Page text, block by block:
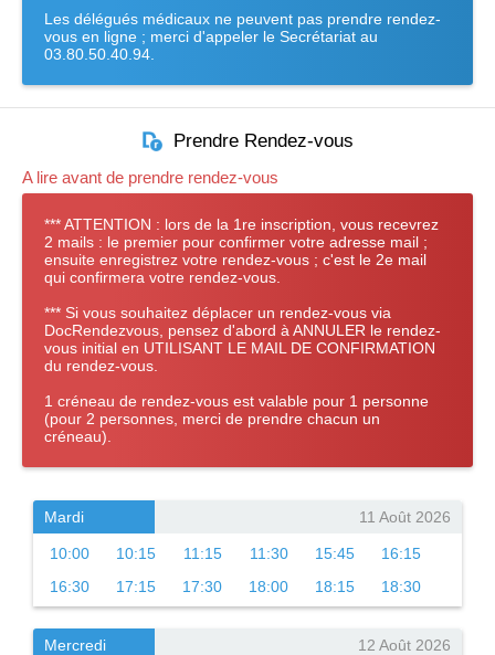
Les délégués médicaux ne peuvent pas prendre rendez-
vous en ligne ; merci d'appeler le Secrétariat au
03.80.50.40.94.
Prendre Rendez-vous
A lire avant de prendre rendez-vous
*** ATTENTION : lors de la 1re inscription, vous recevrez
2 mails : le premier pour confirmer votre adresse mail ;
ensuite enregistrez votre rendez-vous ; c'est le 2e mail
qui confirmera votre rendez-vous.
*** Si vous souhaitez déplacer un rendez-vous via
DocRendezvous, pensez d'abord à ANNULER le rendez-
vous initial en UTILISANT LE MAIL DE CONFIRMATION
du rendez-vous.
1 créneau de rendez-vous est valable pour 1 personne
(pour 2 personnes, merci de prendre chacun un
créneau).
Mardi 11 Août 2026
10:00 10:15 11:15 11:30 15:45
16:15
16:30
17:15 17:30 18:00 18:15 18:30
Mercredi 12 Août 2026